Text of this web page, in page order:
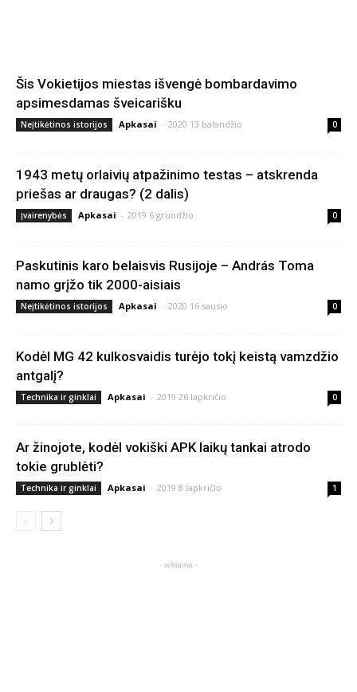
Šis Vokietijos miestas išvengė bombardavimo
apsimesdamas šveicarišku
Neįtikėtinos istorijos Apkasai - 2020 13 balandžio 0
1943 metų orlaivių atpažinimo testas – atskrenda
priešas ar draugas? (2 dalis)
Įvairenybės Apkasai - 2019 6 gruodžio 0
Paskutinis karo belaisvis Rusijoje – András Toma
namo grįžo tik 2000-aisiais
Neįtikėtinos istorijos Apkasai - 2020 16 sausio 0
Kodėl MG 42 kulkosvaidis turėjo tokį keistą vamzdžio
antgalį?
Technika ir ginklai Apkasai - 2019 26 lapkričio 0
Ar žinojote, kodėl vokiški APK laikų tankai atrodo
tokie grublėti?
Technika ir ginklai Apkasai - 2019 8 lapkričio 1
- reklama -